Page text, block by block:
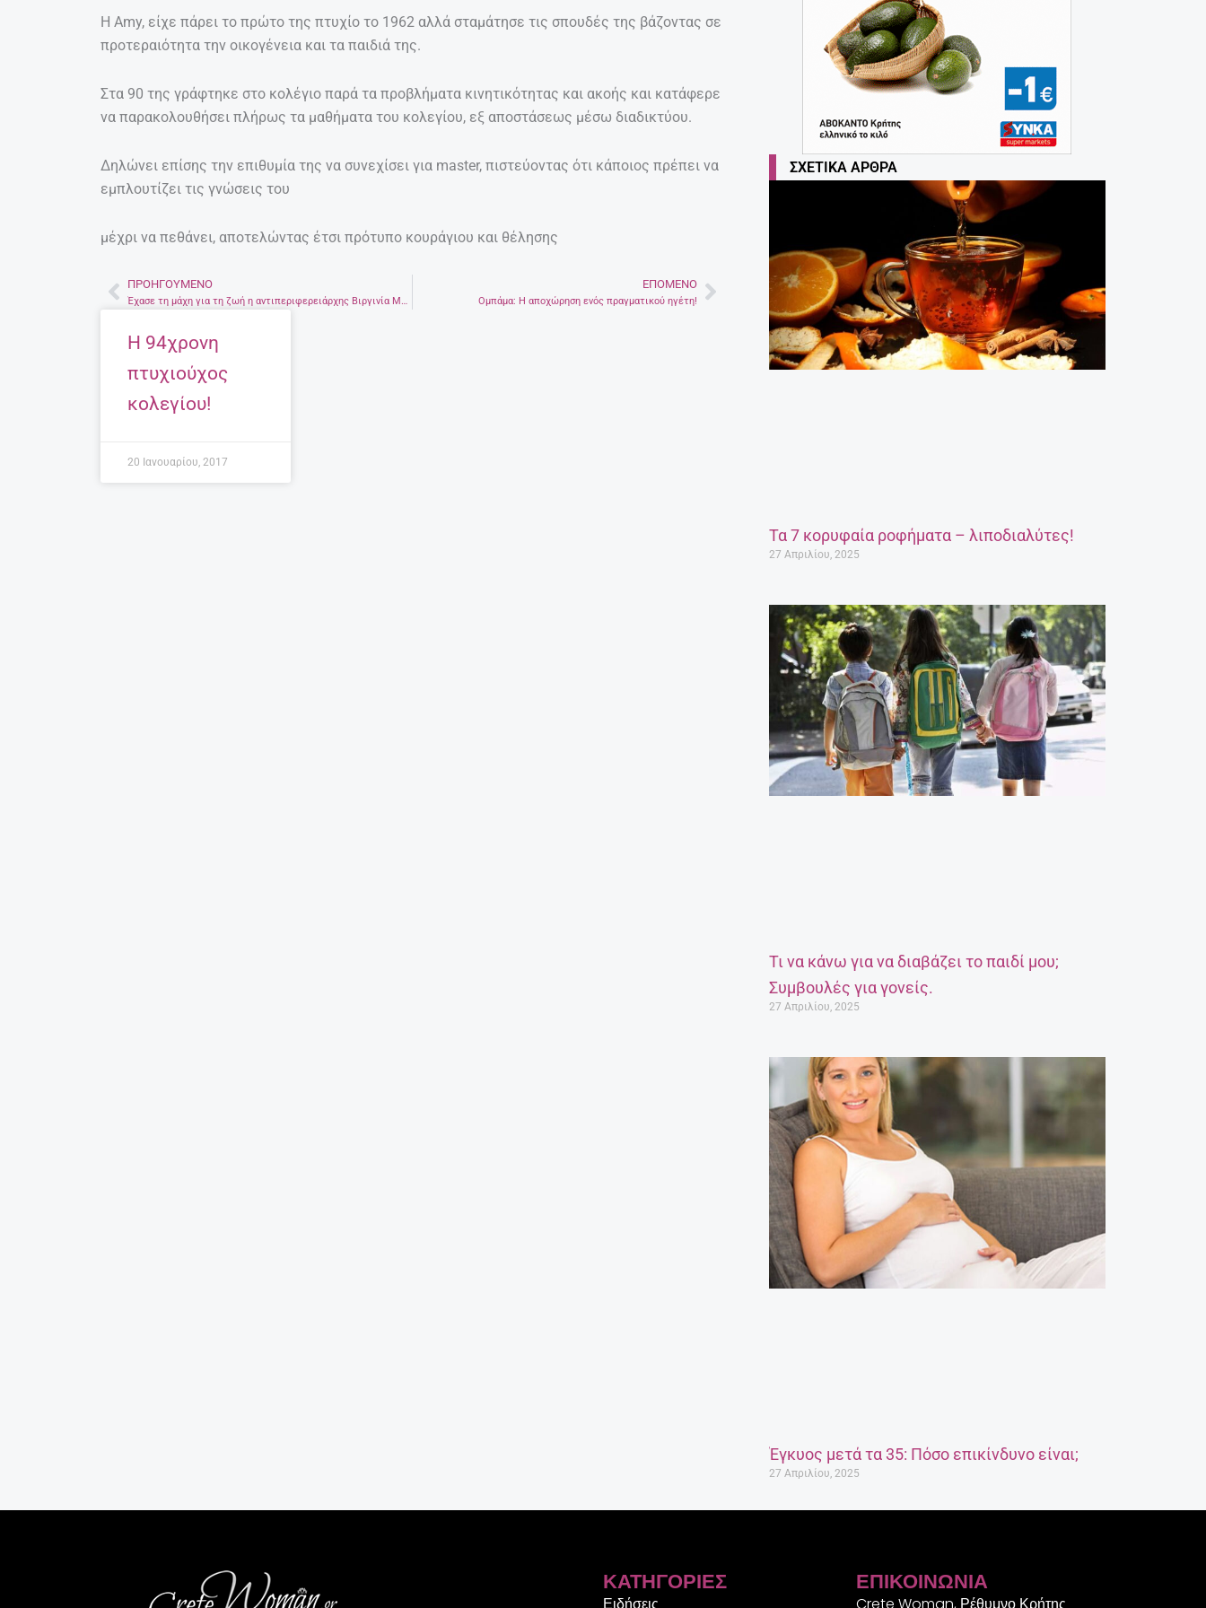
Η Amy, είχε πάρει το πρώτο της πτυχίο το 1962 αλλά σταμάτησε τις σπουδές της βάζοντας σε
προτεραιότητα την οικογένεια και τα παιδιά της.
Στα 90 της γράφτηκε στο κολέγιο παρά τα προβλήματα κινητικότητας και ακοής και κατάφερε
να παρακολουθήσει πλήρως τα μαθήματα του κολεγίου, εξ αποστάσεως μέσω διαδικτύου.
Δηλώνει επίσης την επιθυμία της να συνεχίσει για master, πιστεύοντας ότι κάποιος πρέπει να
εμπλουτίζει τις γνώσεις του
μέχρι να πεθάνει, αποτελώντας έτσι πρότυπο κουράγιου και θέλησης
Prev
ΠΡΟΗΓΟΎΜΕΝΟ ΕΠΌΜΕΝΟ
Ομπάμα: Η αποχώρηση ενός πραγματικού ηγέτη!Next
Η 94χρονη
πτυχιούχος
κολεγίου!
20 Ιανουαρίου, 2017
ΣΧΕΤΙΚΆ ΆΡΘΡΑ
Τα 7 κορυφαία ροφήματα – λιποδιαλύτες!
27 Απριλίου, 2025
Τι να κάνω για να διαβάζει το παιδί μου;
Συμβουλές για γονείς.
27 Απριλίου, 2025
Έγκυος μετά τα 35: Πόσο επικίνδυνο είναι;
27 Απριλίου, 2025
ΚΑΤΗΓΟΡΊΕΣ ΕΠΙΚΟΙΝΩΝΊΑ